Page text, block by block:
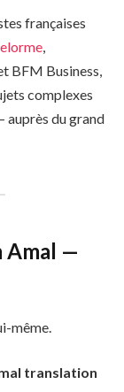
françaises
,
BFM Business,
complexes
auprès du grand
Amal —
même.
translation